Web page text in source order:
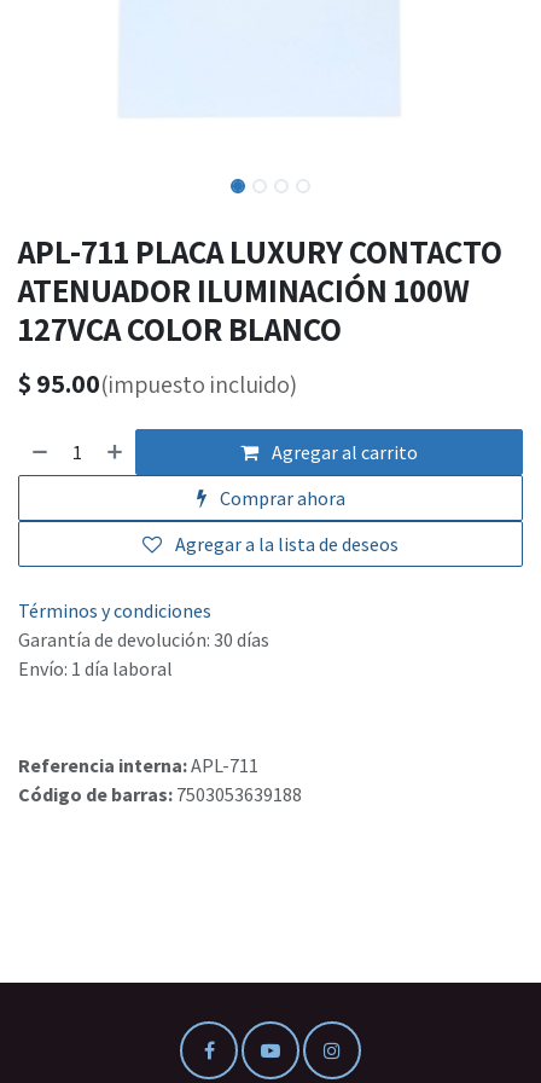
APL-711 PLACA LUXURY CONTACTO
ATENUADOR ILUMINACIÓN 100W
127VCA COLOR BLANCO
$ 95.00(impuesto incluido)
Agregar al carrito
Comprar ahora
Agregar a la lista de deseos
Términos y condiciones
Garantía de devolución: 30 días
Envío: 1 día laboral
Referencia interna:APL-711
Código de barras: 7503053639188